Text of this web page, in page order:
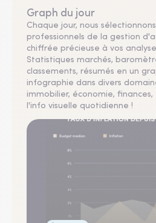
Graph du jour
Chaque jour, nous
professionnels de la gestion
chiffrée précieuse à vos
Statistiques marchés,
classements, résumés en un
infographie dans divers
immobilier, économie,
l'info visuelle quotidienne !